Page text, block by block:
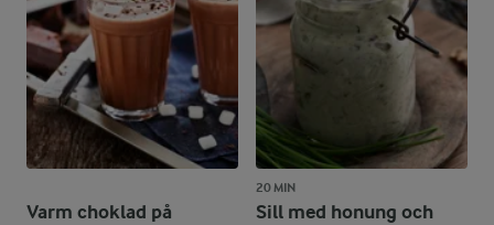
Varm choklad på
20 MIN
Sill med honung och